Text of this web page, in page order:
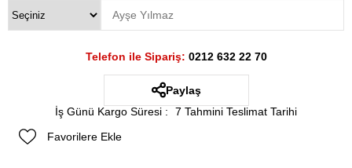
Telefon ile Sipariş: 0212 632 22 70
Paylaş
İş Günü Kargo Süresi :
7 Tahmini Teslimat Tarihi
Favorilere Ekle